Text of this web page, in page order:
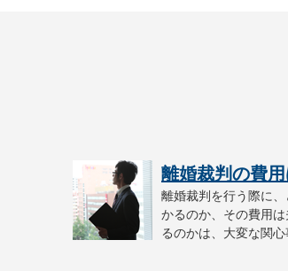
離婚裁判の費
離婚裁判を行う際に
かるのか、その費用
るのかは、大変な関心